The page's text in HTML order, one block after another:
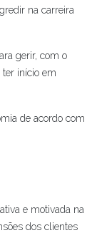
na carreira
gerir, com o
ter início em
de acordo com
e motivada na
dos clientes